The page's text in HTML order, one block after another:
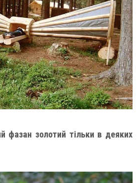
фазан золотий тільки в деяких